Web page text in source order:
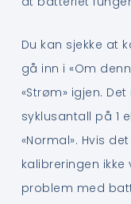
Du kan sjekke at
gå inn i «Om
«Strøm» igjen.
syklusantall på 1
«Normal». Hvis
kalibreringen
problem med